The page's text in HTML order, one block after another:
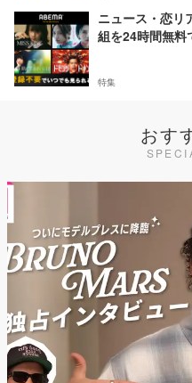
ニュース・恋リ
組を24時間無料
特集
おす